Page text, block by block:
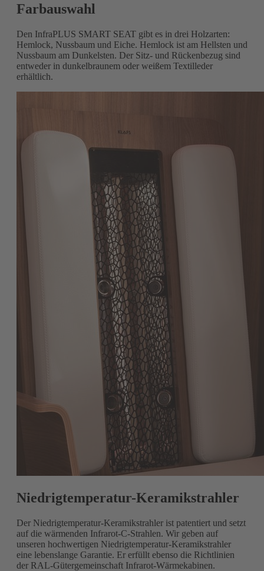
Farbauswahl
Den InfraPLUS SMART SEAT gibt es in drei Holzarten:
Hemlock, Nussbaum und Eiche. Hemlock ist am Hellsten und
Nussbaum am Dunkelsten. Der Sitz- und Rückenbezug sind
entweder in dunkelbraunem oder weißem Textilleder
erhältlich.
Niedrigtemperatur-Keramikstrahler
Der Niedrigtemperatur-Keramikstrahler ist patentiert und setzt
auf die wärmenden Infrarot-C-Strahlen. Wir geben auf
unseren hochwertigen Niedrigtemperatur-Keramikstrahler
eine lebenslange Garantie. Er erfüllt ebenso die Richtlinien
der RAL-Gütergemeinschaft Infrarot-Wärmekabinen.